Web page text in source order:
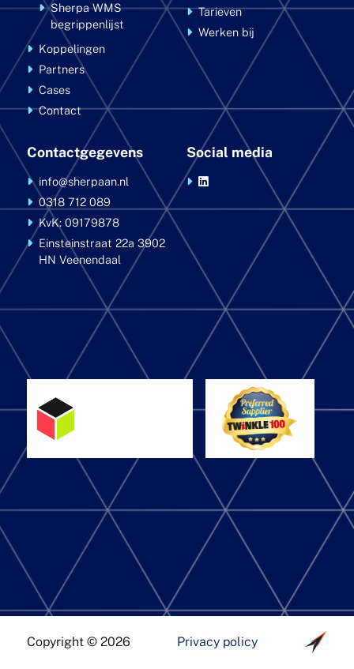
Sherpa WMS
begrippenlijst
Koppelingen
Partners
Cases
Contact
Tarieven
Werken bij
Contactgegevens
info@sherpaan.nl
0318 712 089
KvK: 09179878
Einsteinstraat 22a3902
HN Veenendaal
Social media
Copyright © 2026 Privacy policy